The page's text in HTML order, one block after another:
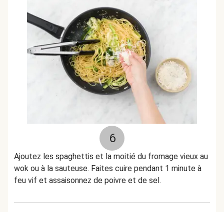
6
Ajoutez les spaghettis et la moitié du fromage vieux au
wok ou à la sauteuse. Faites cuire pendant 1 minute à
feu vif et assaisonnez de poivre et de sel.